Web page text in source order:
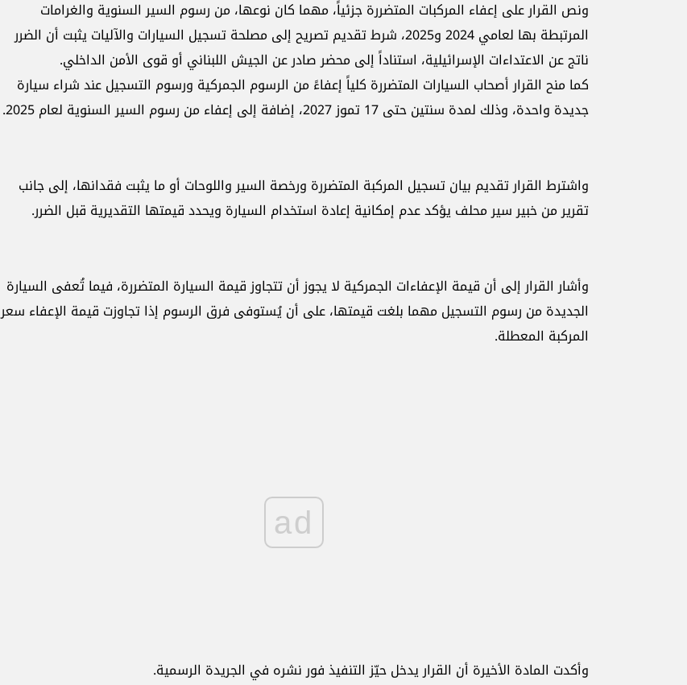
ونص القرار على إعفاء المركبات المتضررة جزئياً، مهما كان نوعها، من رسوم السير السنوية والغرامات
المرتبطة بها لعامي 2024 و2025، شرط تقديم تصريح إلى مصلحة تسجيل السيارات والآليات يثبت أن الضرر
ناتج عن الاعتداءات الإسرائيلية، استناداً إلى محضر صادر عن الجيش اللبناني أو قوى الأمن الداخلي.
كما منح القرار أصحاب السيارات المتضررة كلياً إعفاءً من الرسوم الجمركية ورسوم التسجيل عند شراء سيارة
جديدة واحدة، وذلك لمدة سنتين حتى 17 تموز 2027، إضافة إلى إعفاء من رسوم السير السنوية لعام 2025.
واشترط القرار تقديم بيان تسجيل المركبة المتضررة ورخصة السير واللوحات أو ما يثبت فقدانها، إلى جانب
تقرير من خبير سير محلف يؤكد عدم إمكانية إعادة استخدام السيارة ويحدد قيمتها التقديرية قبل الضرر.
وأشار القرار إلى أن قيمة الإعفاءات الجمركية لا يجوز أن تتجاوز قيمة السيارة المتضررة، فيما تُعفى السيارة
الجديدة من رسوم التسجيل مهما بلغت قيمتها، على أن يُستوفى فرق الرسوم إذا تجاوزت قيمة الإعفاء سعر
المركبة المعطلة.
ad
وأكدت المادة الأخيرة أن القرار يدخل حيّز التنفيذ فور نشره في الجريدة الرسمية.